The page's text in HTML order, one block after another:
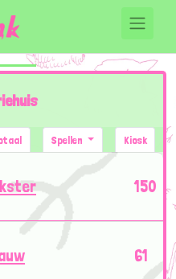
Spellen Kiosk
150
61